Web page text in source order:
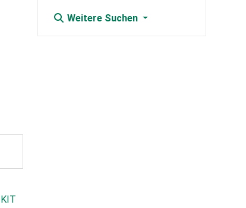
Weitere Suchen
KIT